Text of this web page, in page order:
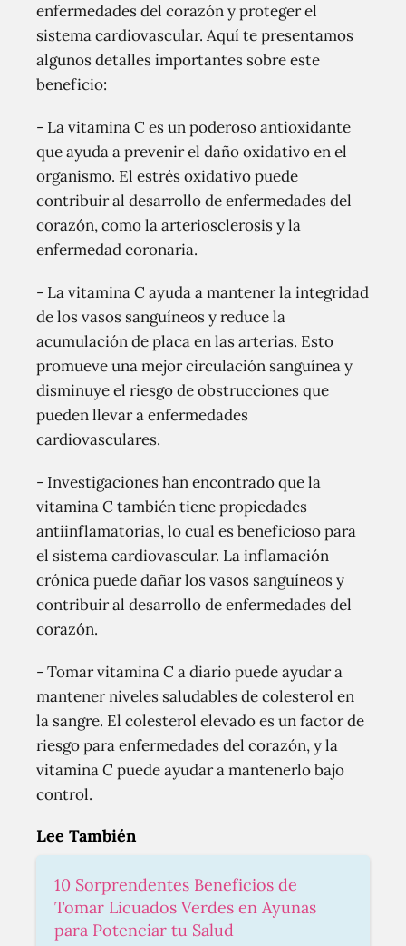
enfermedades del corazón y proteger el
sistema cardiovascular. Aquí te presentamos
algunos detalles importantes sobre este
beneficio:
- La vitamina C es un poderoso antioxidante
que ayuda a prevenir el daño oxidativo en el
organismo. El estrés oxidativo puede
contribuir al desarrollo de enfermedades del
corazón, como la arteriosclerosis y la
enfermedad coronaria.
- La vitamina C ayuda a mantener la integridad
de los vasos sanguíneos y reduce la
acumulación de placa en las arterias. Esto
promueve una mejor circulación sanguínea y
disminuye el riesgo de obstrucciones que
pueden llevar a enfermedades
cardiovasculares.
- Investigaciones han encontrado que la
vitamina C también tiene propiedades
antiinflamatorias, lo cual es beneficioso para
el sistema cardiovascular. La inflamación
crónica puede dañar los vasos sanguíneos y
contribuir al desarrollo de enfermedades del
corazón.
- Tomar vitamina C a diario puede ayudar a
mantener niveles saludables de colesterol en
la sangre. El colesterol elevado es un factor de
riesgo para enfermedades del corazón, y la
vitamina C puede ayudar a mantenerlo bajo
control.
Lee También
10 Sorprendentes Beneficios de
Tomar Licuados Verdes en Ayunas
para Potenciar tu Salud